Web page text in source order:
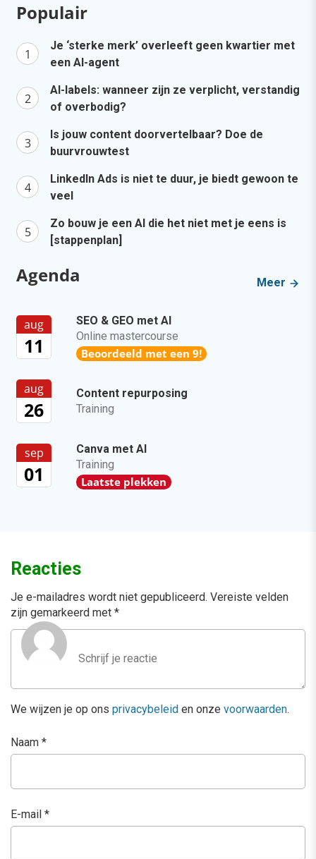
Populair
Je ‘sterke merk’ overleeft geen kwartier met
een AI-agent
AI-labels: wanneer zijn ze verplicht, verstandig
of overbodig?
Is jouw content doorvertelbaar? Doe de
buurvrouwtest
LinkedIn Ads is niet te duur, je biedt gewoon te
veel
Zo bouw je een AI die het niet met je eens is
[stappenplan]
Agenda Meer
aug
11
SEO & GEO met AI
Online mastercourse
Beoordeeld met een 9!
aug
26
Content repurposing
Training
sep
01
Canva met AI
Training
Laatste plekken
Reacties
Je e-mailadres wordt niet gepubliceerd. Vereiste velden
zijn gemarkeerd met *
We wijzen je op ons privacybeleid en onze voorwaarden.
Naam *
E-mail *